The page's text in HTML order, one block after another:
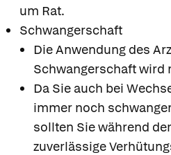
um Rat.
Schwangerschaft
Die Anwendung des
Schwangerschaft wird
Da Sie auch bei
immer noch
sollten Sie während
zuverlässige